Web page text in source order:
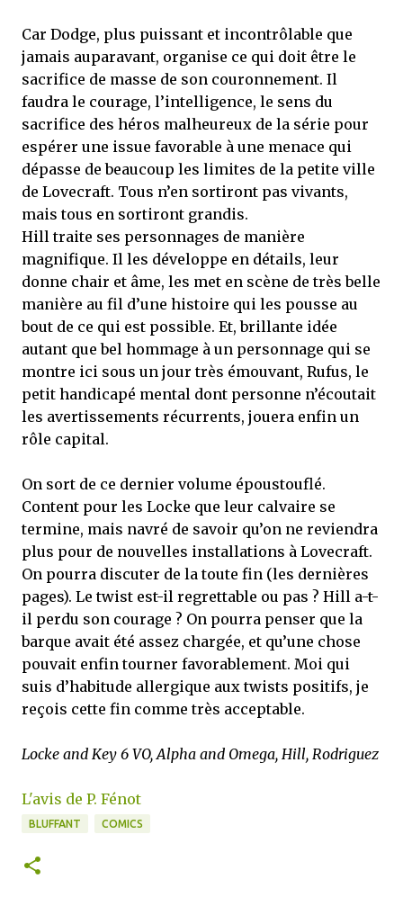
Car Dodge, plus puissant et incontrôlable que
jamais auparavant, organise ce qui doit être le
sacrifice de masse de son couronnement. Il
faudra le courage, l’intelligence, le sens du
sacrifice des héros malheureux de la série pour
espérer une issue favorable à une menace qui
dépasse de beaucoup les limites de la petite ville
de Lovecraft. Tous n’en sortiront pas vivants,
mais tous en sortiront grandis.
Hill traite ses personnages de manière
magnifique. Il les développe en détails, leur
donne chair et âme, les met en scène de très belle
manière au fil d’une histoire qui les pousse au
bout de ce qui est possible. Et, brillante idée
autant que bel hommage à un personnage qui se
montre ici sous un jour très émouvant, Rufus, le
petit handicapé mental dont personne n’écoutait
les avertissements récurrents, jouera enfin un
rôle capital.
On sort de ce dernier volume époustouflé.
Content pour les Locke que leur calvaire se
termine, mais navré de savoir qu’on ne reviendra
plus pour de nouvelles installations à Lovecraft.
On pourra discuter de la toute fin (les dernières
pages). Le twist est-il regrettable ou pas ? Hill a-t-
il perdu son courage ? On pourra penser que la
barque avait été assez chargée, et qu’une chose
pouvait enfin tourner favorablement. Moi qui
suis d’habitude allergique aux twists positifs, je
reçois cette fin comme très acceptable.
Locke and Key 6 VO, Alpha and Omega, Hill, Rodriguez
L'avis de P. Fénot
BLUFFANT COMICS